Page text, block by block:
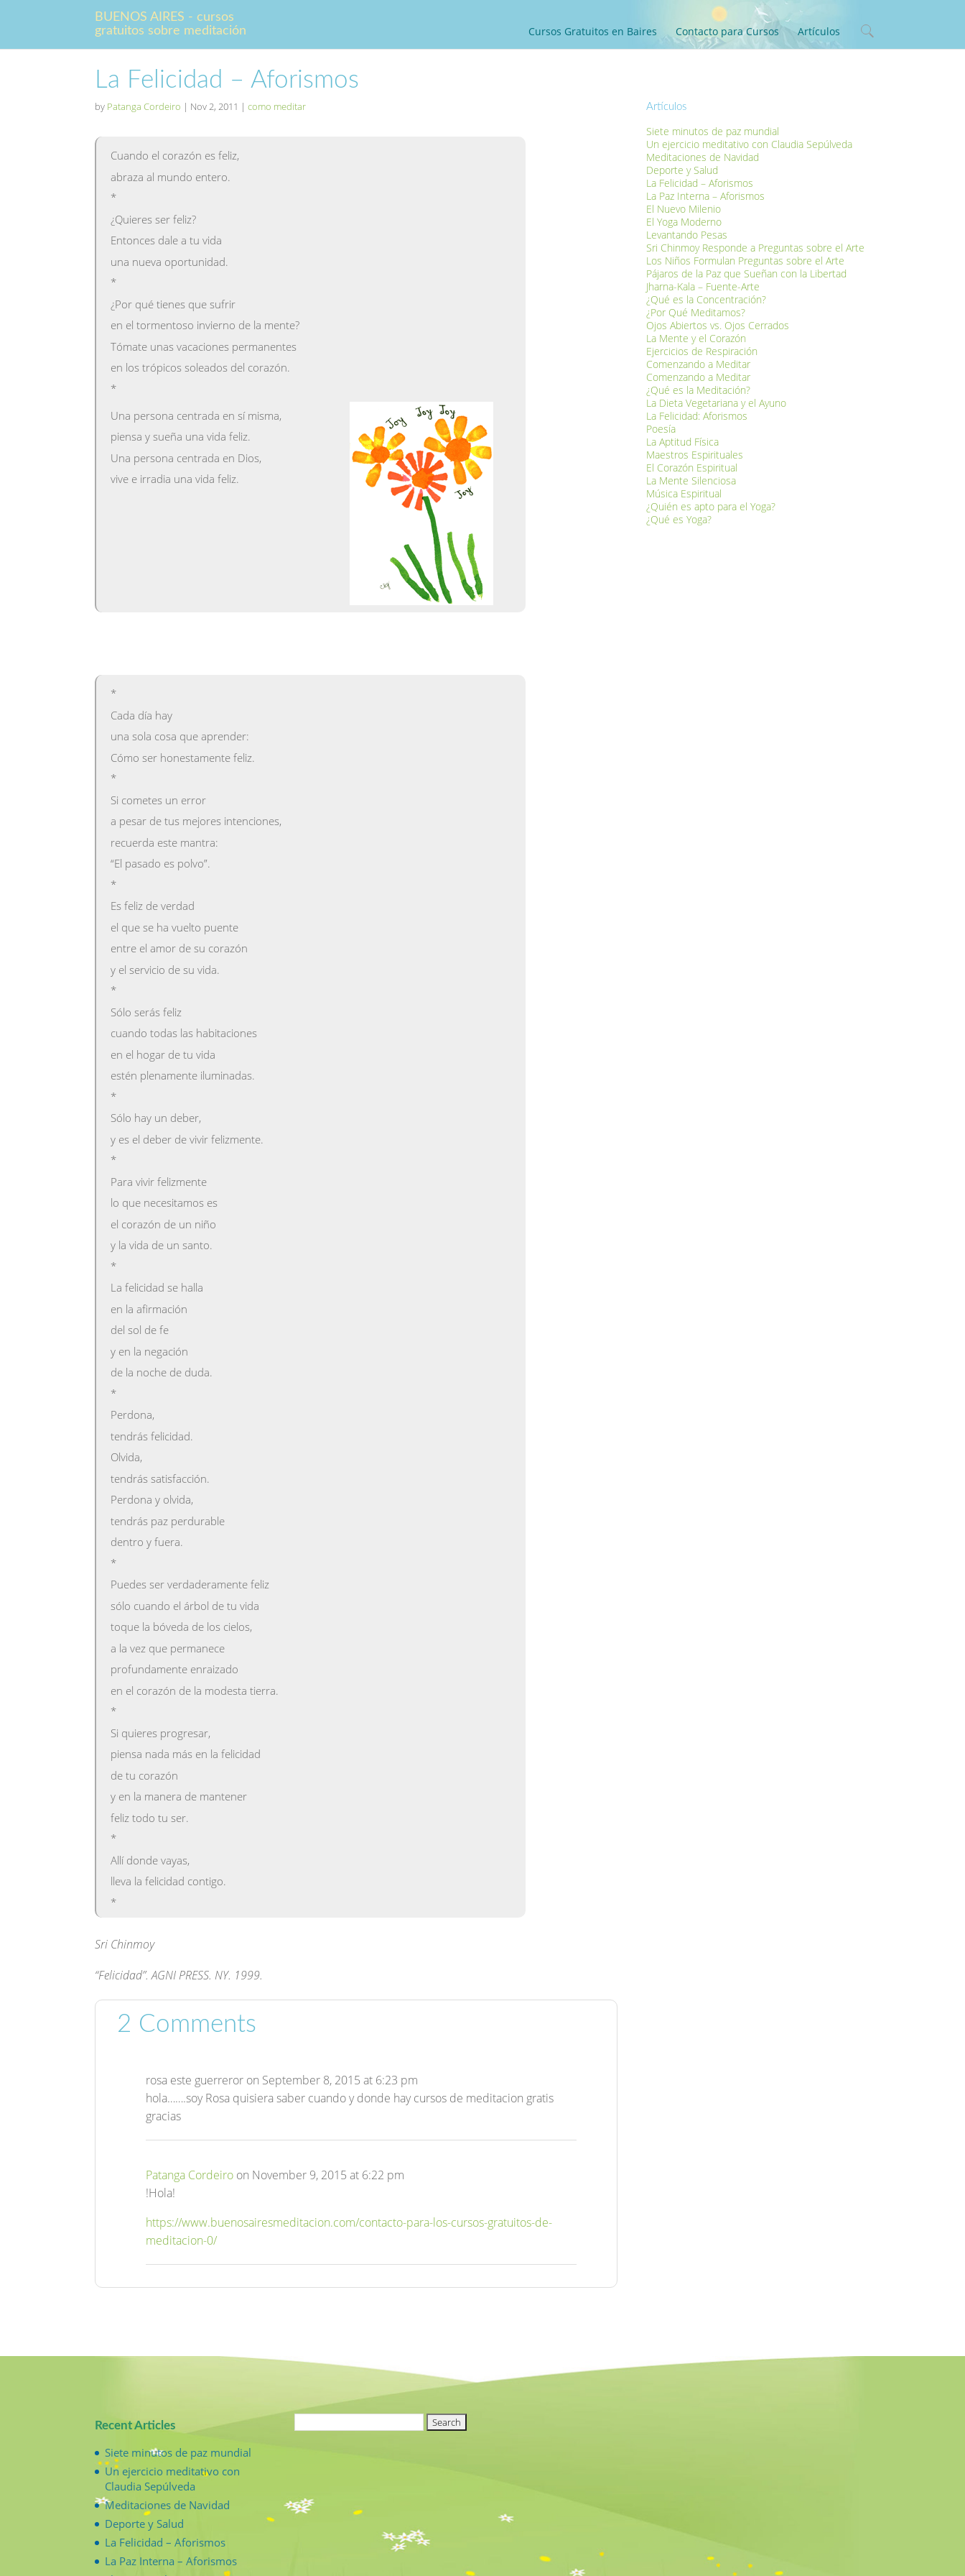
BUENOS AIRES - cursos
gratuitos sobre meditación
Cursos Gratuitos en Baires Contacto para Cursos Artículos
La Felicidad – Aforismos
by Patanga Cordeiro | Nov 2, 2011 | como meditar
Cuando el corazón es feliz,
abraza al mundo entero.
*
¿Quieres ser feliz?
Entonces dale a tu vida
una nueva oportunidad.
*
¿Por qué tienes que sufrir
en el tormentoso invierno de la mente?
Tómate unas vacaciones permanentes
en los trópicos soleados del corazón.
*
Una persona centrada en sí misma,
piensa y sueña una vida feliz.
Una persona centrada en Dios,
vive e irradia una vida feliz.
*
Cada día hay
una sola cosa que aprender:
Cómo ser honestamente feliz.
*
Si cometes un error
a pesar de tus mejores intenciones,
recuerda este mantra:
“El pasado es polvo”.
*
Es feliz de verdad
el que se ha vuelto puente
entre el amor de su corazón
y el servicio de su vida.
*
Sólo serás feliz
cuando todas las habitaciones
en el hogar de tu vida
estén plenamente iluminadas.
*
Sólo hay un deber,
y es el deber de vivir felizmente.
*
Para vivir felizmente
lo que necesitamos es
el corazón de un niño
y la vida de un santo.
*
La felicidad se halla
en la afirmación
del sol de fe
y en la negación
de la noche de duda.
*
Perdona,
tendrás felicidad.
Olvida,
tendrás satisfacción.
Perdona y olvida,
tendrás paz perdurable
dentro y fuera.
*
Puedes ser verdaderamente feliz
sólo cuando el árbol de tu vida
toque la bóveda de los cielos,
a la vez que permanece
profundamente enraizado
en el corazón de la modesta tierra.
*
Si quieres progresar,
piensa nada más en la felicidad
de tu corazón
y en la manera de mantener
feliz todo tu ser.
*
Allí donde vayas,
lleva la felicidad contigo.
*
Sri Chinmoy
“Felicidad”. AGNI PRESS. NY. 1999.
2 Comments
rosa este guerreror on September 8, 2015 at 6:23 pm
hola…….soy Rosa quisiera saber cuando y donde hay cursos de meditacion gratis
gracias
Patanga Cordeiro on November 9, 2015 at 6:22 pm
!Hola!
https://www.buenosairesmeditacion.com/contacto-para-los-cursos-gratuitos-de-
meditacion-0/
Artículos
Siete minutos de paz mundial
Un ejercicio meditativo con Claudia Sepúlveda
Meditaciones de Navidad
Deporte y Salud
La Felicidad – Aforismos
La Paz Interna – Aforismos
El Nuevo Milenio
El Yoga Moderno
Levantando Pesas
Sri Chinmoy Responde a Preguntas sobre el Arte
Los Niños Formulan Preguntas sobre el Arte
Pájaros de la Paz que Sueñan con la Libertad
Jharna-Kala – Fuente-Arte
¿Qué es la Concentración?
¿Por Qué Meditamos?
Ojos Abiertos vs. Ojos Cerrados
La Mente y el Corazón
Ejercicios de Respiración
Comenzando a Meditar
Comenzando a Meditar
¿Qué es la Meditación?
La Dieta Vegetariana y el Ayuno
La Felicidad: Aforismos
Poesía
La Aptitud Física
Maestros Espirituales
El Corazón Espiritual
La Mente Silenciosa
Música Espiritual
¿Quién es apto para el Yoga?
¿Qué es Yoga?
Recent Articles
Siete minutos de paz mundial
Un ejercicio meditativo con
Claudia Sepúlveda
Meditaciones de Navidad
Deporte y Salud
La Felicidad – Aforismos
La Paz Interna – Aforismos